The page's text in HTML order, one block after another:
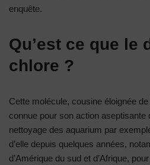
enquête.
Qu’est ce que le
chlore ?
Cette molécule, cousine éloignée
connue pour son action aseptisante
nettoyage des aquarium par
d’elle depuis quelques années,
d’Amérique du sud et d’Afrique,